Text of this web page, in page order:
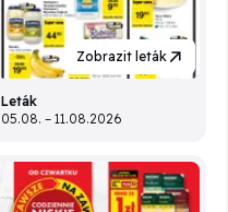
Zobrazit leták
Leták
05.08. – 11.08.2026